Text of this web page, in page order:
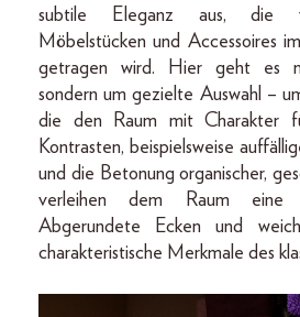
subtile Eleganz aus, die
Möbelstücken und Accessoires
getragen wird. Hier geht es
sondern um gezielte Auswahl –
die den Raum mit Charakter
Kontrasten, beispielsweise
und die Betonung organischer,
verleihen dem Raum eine
Abgerundete Ecken und
charakteristische Merkmale des